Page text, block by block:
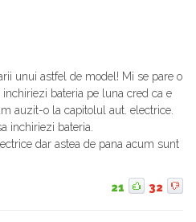
unui astfel de model! Mi se pare o
bateria pe luna cred ca e
auzit-o la capitolul aut. electrice.
inchiriezi bateria.
dar astea de pana acum sunt
21 32